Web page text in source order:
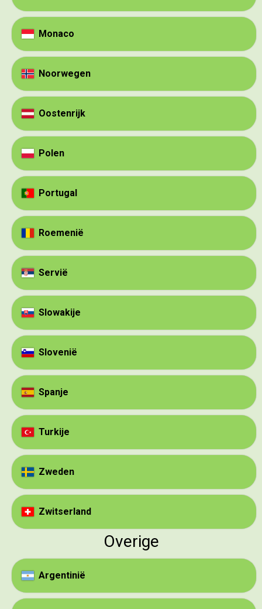
Monaco
Noorwegen
Oostenrijk
Polen
Portugal
Roemenië
Servië
Slowakije
Slovenië
Spanje
Turkije
Zweden
Zwitserland
Overige
Argentinië